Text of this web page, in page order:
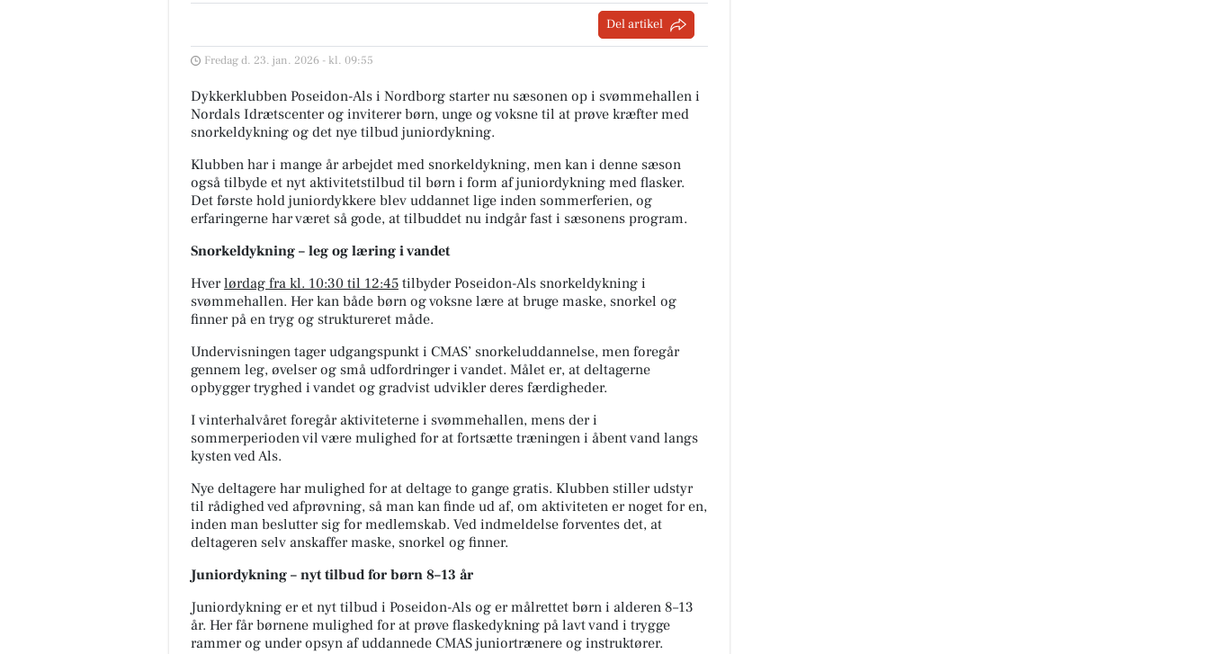
Del artikel
Fredag d. 23. jan. 2026 - kl. 09:55
Dykkerklubben Poseidon-Als i Nordborg starter nu sæsonen op i svømmehallen i
Nordals Idrætscenter og inviterer børn, unge og voksne til at prøve kræfter med
snorkeldykning og det nye tilbud juniordykning.
Klubben har i mange år arbejdet med snorkeldykning, men kan i denne sæson
også tilbyde et nyt aktivitetstilbud til børn i form af juniordykning med flasker.
Det første hold juniordykkere blev uddannet lige inden sommerferien, og
erfaringerne har været så gode, at tilbuddet nu indgår fast i sæsonens program.
Snorkeldykning – leg og læring i vandet
Hverlørdag fra kl. 10:30 til 12:45 tilbyder Poseidon-Als snorkeldykning i
svømmehallen. Her kan både børn og voksne lære at bruge maske, snorkel og
finner på en tryg og struktureret måde.
Undervisningen tager udgangspunkt i CMAS’ snorkeluddannelse, men foregår
gennem leg, øvelser og små udfordringer i vandet. Målet er, at deltagerne
opbygger tryghed i vandet og gradvist udvikler deres færdigheder.
I vinterhalvåret foregår aktiviteterne i svømmehallen, mens der i
sommerperioden vil være mulighed for at fortsætte træningen i åbent vand langs
kysten ved Als.
Nye deltagere har mulighed for at deltage to gange gratis. Klubben stiller udstyr
til rådighed ved afprøvning, så man kan finde ud af, om aktiviteten er noget for en,
inden man beslutter sig for medlemskab. Ved indmeldelse forventes det, at
deltageren selv anskaffer maske, snorkel og finner.
Juniordykning – nyt tilbud for børn 8–13 år
Juniordykning er et nyt tilbud i Poseidon-Als og er målrettet børn i alderen 8–13
år. Her får børnene mulighed for at prøve flaskedykning på lavt vand i trygge
rammer og under opsyn af uddannede CMAS juniortrænere og instruktører.